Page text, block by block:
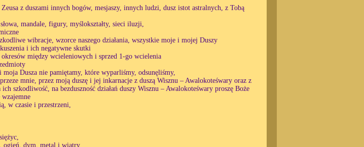
z duszami innych bogów, mesjaszy, innych ludzi, dusz istot astralnych, z Tobą
mandale, figury, myślokształty, sieci iluzji,
wibracje, wzorce naszego działania, wszystkie moje i mojej Duszy
i ich negatywne skutki
między wcieleniowych i sprzed 1-go wcielenia
Dusza nie pamiętamy, które wyparliśmy, odsunęliśmy,
mnie, przez moją duszę i jej inkarnacje z duszą Wisznu – Awalokoteśwary oraz z
szkodliwość, na bezduszność działań duszy Wisznu – Awalokoteśwary proszę Boże
wzajemne
w czasie i przestrzeni,
ogień, dym, metal i wiatry